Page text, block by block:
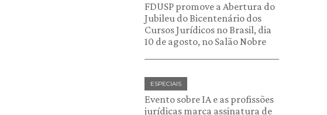
FDUSP promove a Abertura do
Jubileu do Bicentenário dos
Cursos Jurídicos no Brasil, dia
10 de agosto, no Salão Nobre
ESPECIAIS
Evento sobre IA e as profissões
jurídicas marca assinatura de